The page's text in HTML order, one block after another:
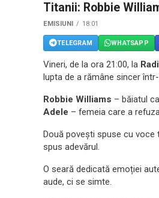
Titanii: Robbie
EMISIUNI 18:01
TELEGRAM WHATSAPP
Vineri, de la ora 21:00, la
lupta de a rămâne sincer
Robbie Williams – băiatul
Adele – femeia care a
Două povești spuse cu voce
spus adevărul.
O seară dedicată emoției
aude, ci se simte.